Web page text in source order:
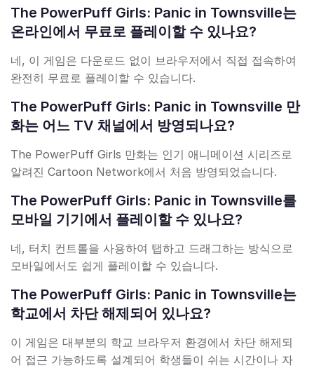
The PowerPuff Girls: Panic in Townsville는
온라인에서 무료로 플레이할 수 있나요?
네, 이 게임은 다운로드 없이 브라우저에서 직접 접속하여
완전히 무료로 플레이할 수 있습니다.
The PowerPuff Girls: Panic in Townsville 만
화는 어느 TV 채널에서 방영되나요?
The PowerPuff Girls 만화는 인기 애니메이션 시리즈로
알려진 Cartoon Network에서 처음 방영되었습니다.
The PowerPuff Girls: Panic in Townsville를
모바일 기기에서 플레이할 수 있나요?
네, 터치 컨트롤을 사용하여 탭하고 드래그하는 방식으로
모바일에서도 쉽게 플레이할 수 있습니다.
The PowerPuff Girls: Panic in Townsville는
학교에서 차단 해제되어 있나요?
이 게임은 대부분의 학교 브라우저 환경에서 차단 해제되
어 접근 가능하도록 설계되어 학생들이 쉬는 시간이나 자